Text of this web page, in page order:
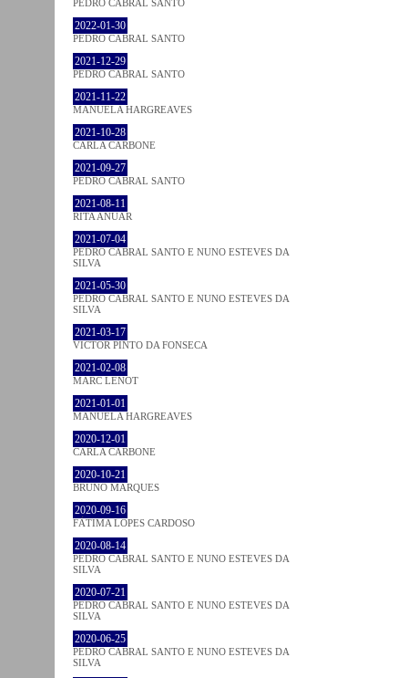
PEDRO CABRAL SANTO
2022-01-30
PEDRO CABRAL SANTO
2021-12-29
PEDRO CABRAL SANTO
2021-11-22
MANUELA HARGREAVES
2021-10-28
CARLA CARBONE
2021-09-27
PEDRO CABRAL SANTO
2021-08-11
RITA ANUAR
2021-07-04
PEDRO CABRAL SANTO E NUNO ESTEVES DA
SILVA
2021-05-30
PEDRO CABRAL SANTO E NUNO ESTEVES DA
SILVA
2021-03-17
VICTOR PINTO DA FONSECA
2021-02-08
MARC LENOT
2021-01-01
MANUELA HARGREAVES
2020-12-01
CARLA CARBONE
2020-10-21
BRUNO MARQUES
2020-09-16
FÁTIMA LOPES CARDOSO
2020-08-14
PEDRO CABRAL SANTO E NUNO ESTEVES DA
SILVA
2020-07-21
PEDRO CABRAL SANTO E NUNO ESTEVES DA
SILVA
2020-06-25
PEDRO CABRAL SANTO E NUNO ESTEVES DA
SILVA